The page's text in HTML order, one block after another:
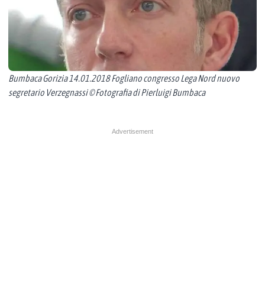
Bumbaca Gorizia 14.01.2018 Fogliano congresso Lega Nord nuovo
segretario Verzegnassi © Fotografia di Pierluigi Bumbaca